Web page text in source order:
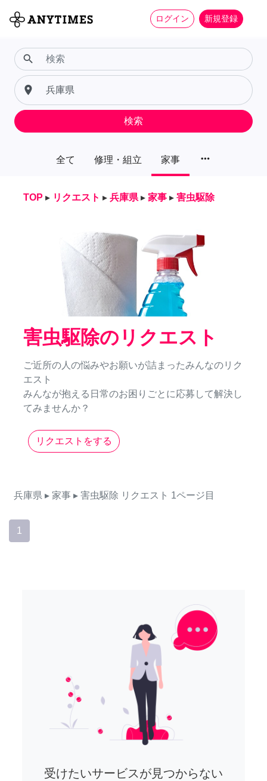
ログイン 新規登録
全て 修理・組立 家事 more_horiz
search
place
検索
TOP ▸ リクエスト ▸ 兵庫県 ▸ 家事 ▸ 害虫駆除
害虫駆除のリクエスト
ご近所の人の悩みやお願いが詰まったみんなのリク
エスト
みんなが抱える日常のお困りごとに応募して解決し
てみませんか？
リクエストをする
兵庫県 ▸ 家事 ▸ 害虫駆除 リクエスト 1ページ目
1
受けたいサービスが見つからない